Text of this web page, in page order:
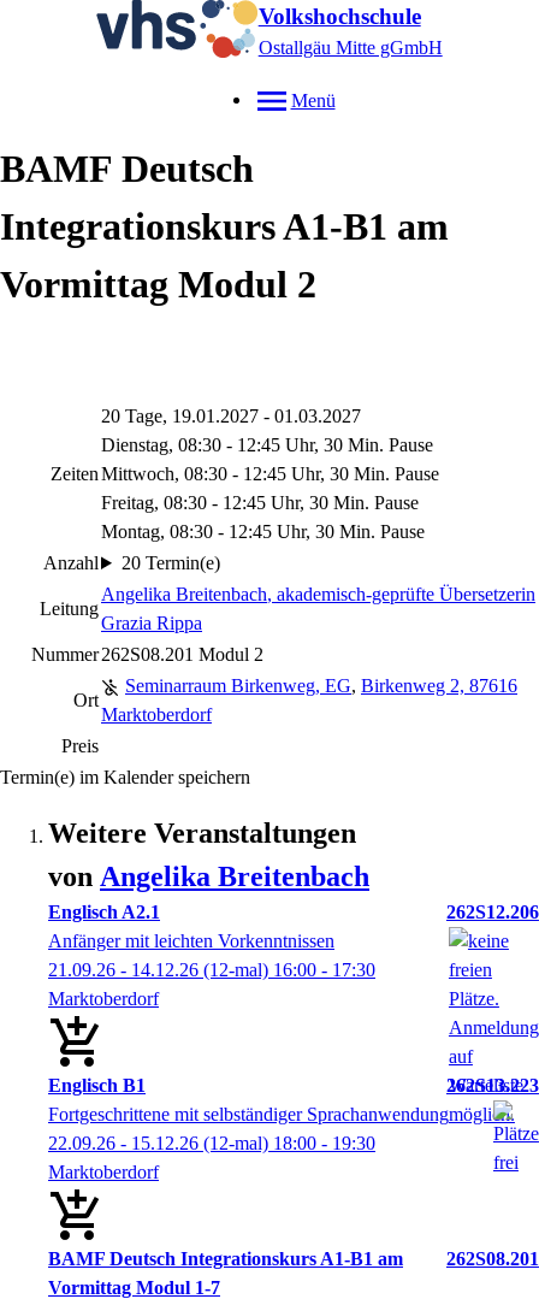
Volkshochschule
Ostallgäu Mitte gGmbH
Menü
BAMF Deutsch
Integrationskurs A1-B1 am
Vormittag Modul 2
Zeiten
20 Tage, 19.01.2027 - 01.03.2027
Dienstag, 08:30 - 12:45 Uhr, 30 Min. Pause
Mittwoch, 08:30 - 12:45 Uhr, 30 Min. Pause
Freitag, 08:30 - 12:45 Uhr, 30 Min. Pause
Montag, 08:30 - 12:45 Uhr, 30 Min. Pause
Anzahl
20 Termin(e)
Leitung
Angelika Breitenbach, akademisch-geprüfte Übersetzerin
Grazia Rippa
Nummer262S08.201 Modul 2
Ort
Seminarraum Birkenweg, EG, Birkenweg 2, 87616
Marktoberdorf
Preis
Termin(e) im Kalender speichern
Weitere Veranstaltungen
von Angelika Breitenbach
Englisch A2.1
262S12.206
Anfänger mit leichten Vorkenntnissen
21.09.26 - 14.12.26 (12-mal) 16:00 - 17:30
Marktoberdorf
Englisch B1
262S13.223
Fortgeschrittene mit selbständiger Sprachanwendung
22.09.26 - 15.12.26 (12-mal) 18:00 - 19:30
Marktoberdorf
BAMF Deutsch Integrationskurs A1-B1 am
Vormittag Modul 1-7
262S08.201